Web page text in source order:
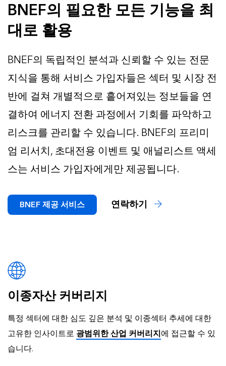
BNEF의 필요한 모든 기능을 최
대로 활용
BNEF의 독립적인 분석과 신뢰할 수 있는 전문
지식을 통해 서비스 가입자들은 섹터 및 시장 전
반에 걸쳐 개별적으로 흩어져있는 정보들을 연
결하여 에너지 전환 과정에서 기회를 파악하고
리스크를 관리할 수 있습니다. BNEF의 프리미
엄 리서치, 초대전용 이벤트 및 애널리스트 액세
스는 서비스 가입자에게만 제공됩니다.
BNEF 제공 서비스 연락하기
이종자산 커버리지
특정 섹터에 대한 심도 깊은 분석 및 이종섹터 추세에 대한
고유한 인사이트로 광범위한 산업 커버리지에 접근할 수 있
습니다.